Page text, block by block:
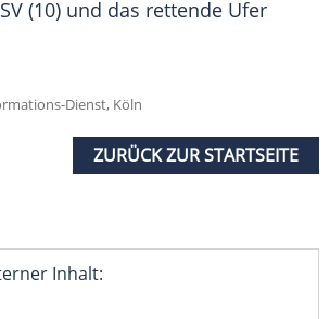
(10) und das rettende Ufer
Dienst, Köln
ZURÜCK ZUR STARTSEITE
Inhalt: